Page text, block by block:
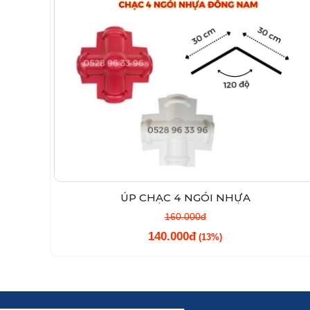
ÚP CHẠC 4 NGÓI NHỰA
160.000đ
140.000đ (13%)